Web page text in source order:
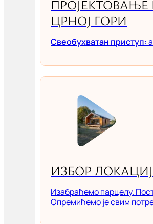
ЦРНОЈ ГОРИ
Свеобухватан приступ:
ИЗБОР
Изабраћемо парцелу.
Опремићемо је свим